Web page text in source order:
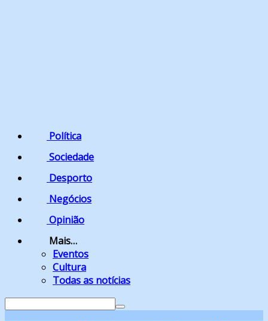
Política
Sociedade
Desporto
Negócios
Opinião
Mais…
Eventos
Cultura
Todas as notícias
Search